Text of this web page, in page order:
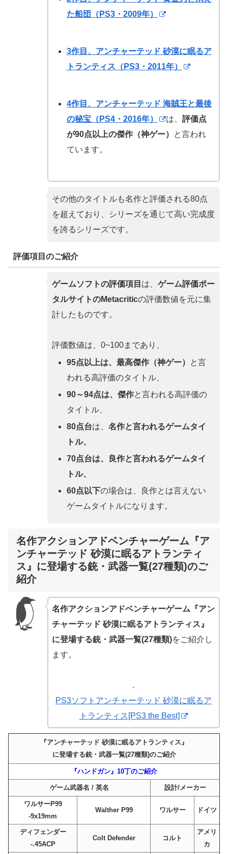
た船団（PS3・2009年）
3作目、アンチャーテッド 砂漠に眠るア
トランティス（PS3・2011年）
4作目、アンチャーテッド 海賊王と最後
の秘宝（PS4・2016年）
は、 評価点
が90点以上の傑作（神ゲー）
と言われ
ています。
その他のタイトルも名作と評価される80点
を超えており、シリーズを通じて高い完成度
を誇るシリーズです。
評価項目のご紹介
ゲームソフトの評価項目 は、 ゲーム評価ポー
タルサイトのMetacriticの評価数値を元に集
計したものです。
評価数値は、0~100まであり、
95点以上は、最高傑作（神ゲー）
と言
われる高評価のタイトル、
90～94点は、傑作と言われる高評価の
タイトル、
80点台は、 名作と言われるゲームタイ
トル、
70点台は、良作と言われるゲームタイ
トル、
60点以下の場合は、良作とは言えない
ゲームタイトルになります。
名作アクションアドベンチャーゲーム『ア
ンチャーテッド 砂漠に眠るアトランティ
ス』に登場する銃・武器一覧(27種類)のご
紹介
名作アクションアドベンチャーゲーム『アン
チャーテッド 砂漠に眠るアトランティス』
に登場する銃・武器一覧(27種類)をご紹介し
ます。
.
PS3ソフトアンチャーテッド 砂漠に眠るア
トランティス[PS3 the Best]
『アンチャーテッド 砂漠に眠るアトランティス』
に登場する銃・武器一覧(27種類)のご紹介
『ハンドガン』10丁のご紹介
ゲーム武器名 / 英名 設計/メーカー
ワルサーP99
-9x19mm
Walther P99 ワルサー ドイツ
ディフェンダー
-.45ACP
Colt Defender コルト
アメリ
カ